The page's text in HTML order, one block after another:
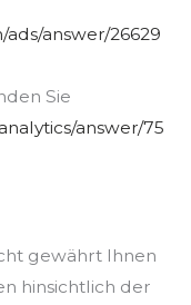
answer/26629
Sie
answer/75
gewährt Ihnen
hinsichtlich der